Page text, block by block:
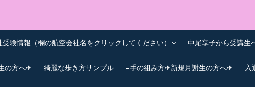
点数UPｽｸｰﾙ
受験情報（欄の航空会社名をクリックしてください） 中尾享子から受講生
の方へ✈ 綺麗な歩き方サンプル –手の組み方✈新規月謝生の方へ✈ 入